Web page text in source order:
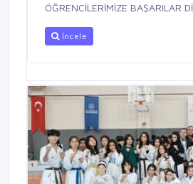
ÖĞRENCİLERİMİZE BAŞARILAR
İncele